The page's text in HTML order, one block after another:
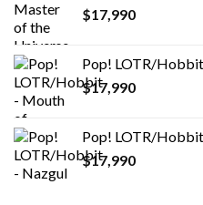
$17,990
Pop! LOTR/
$17,990
Pop! LOTR/
$17,990